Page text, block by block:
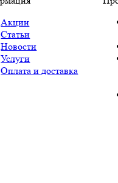
Акции
Статьи
Новости
Услуги
Оплата и доставка